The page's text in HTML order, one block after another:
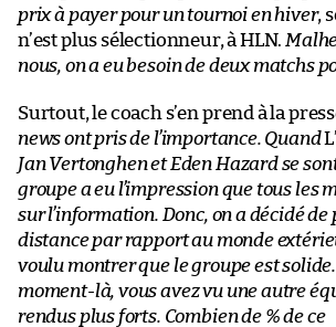
prix à payer pour un tournoi en hiver,
n’est plus sélectionneur, à HLN.
nous, on a eu besoin de deux matchs
Surtout, le coach s’en prend à la
news ont pris de l’importance. Quand
Jan Vertonghen et Eden Hazard se
groupe a eu l’impression que tous les
sur l’information. Donc, on a décidé de
distance par rapport au monde
voulu montrer que le groupe est
moment-là, vous avez vu une autre
rendus plus forts. Combien de % de ce